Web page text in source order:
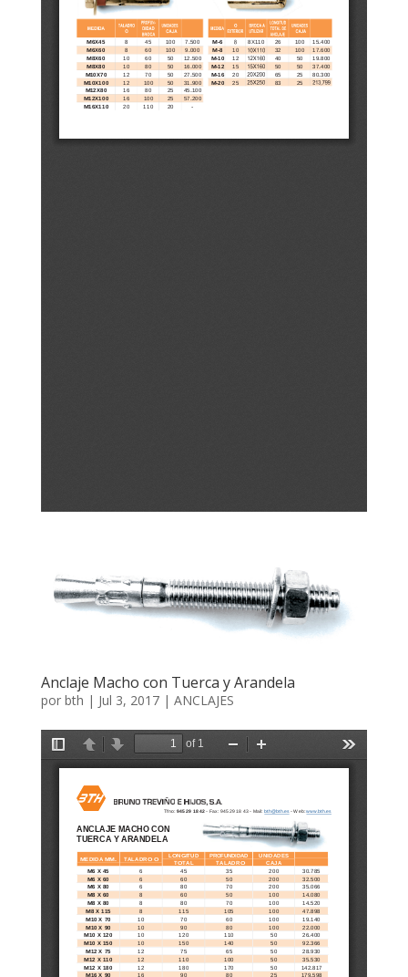
Anclaje Macho con Tuerca y Arandela
por bth | Jul 3, 2017| ANCLAJES